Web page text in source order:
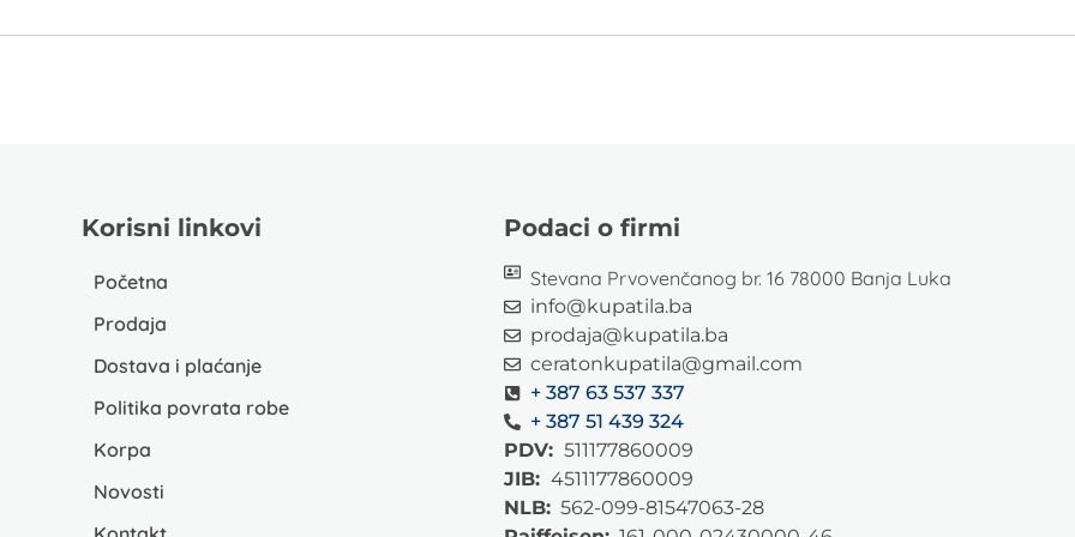
Korisni linkovi
Početna
Prodaja
Dostava i plaćanje
Politika povrata robe
Korpa
Novosti
Podaci o firmi
Stevana Prvovenčanog br. 16 78000 Banja Luka
info@kupatila.ba
prodaja@kupatila.ba
ceratonkupatila@gmail.com
+ 387 63 537 337
+ 387 51 439 324
PDV: 511177860009
JIB: 4511177860009
NLB:562-099-81547063-28